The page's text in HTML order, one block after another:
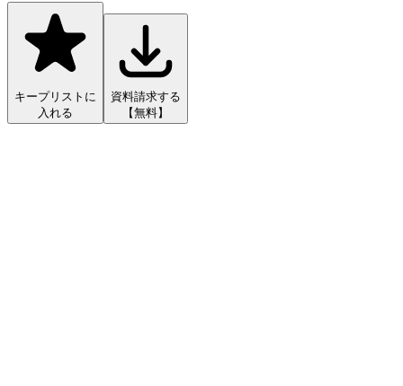
キープリストに
入れる
資料請求する
【無料】